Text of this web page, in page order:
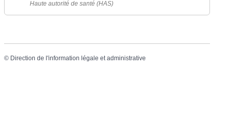
Haute autorité de santé (HAS)
© Direction de l'information légale et administrative